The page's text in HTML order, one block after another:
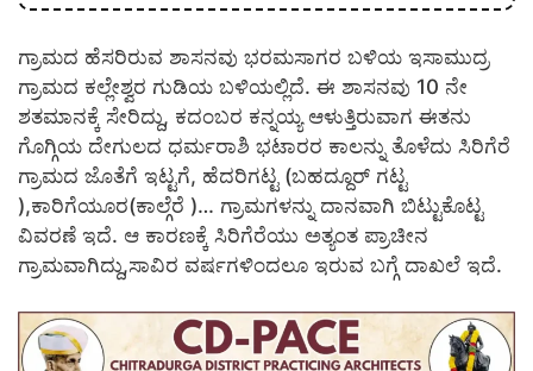
ಗ್ರಾಮದ ಹೆಸರಿರುವ ಶಾಸನವು ಭರಮಸಾಗರ ಬಳಿಯ ಇಸಾಮುದ್ರ
ಗ್ರಾಮದ ಕಲ್ಲೇಶ್ವರ ಗುಡಿಯ ಬಳಿಯಲ್ಲಿದೆ. ಈ ಶಾಸನವು 10 ನೇ
ಶತಮಾನಕ್ಕೆ ಸೇರಿದ್ದು, ಕದಂಬರ ಕನ್ನಯ್ಯ ಆಳುತ್ತಿರುವಾಗ ಈತನು
ಗೊಗ್ಗಿಯ ದೇಗುಲದ ಧರ್ಮರಾಶಿ ಭಟಾರರ ಕಾಲನ್ನು ತೊಳೆದು ಸಿರಿಗೆರೆ
ಗ್ರಾಮದ ಜೊತೆಗೆ ಇಟ್ಟಗೆ, ಹೆದರಿಗಟ್ಟ (ಬಹದ್ದೂರ್ ಗಟ್ಟ
),ಕಾರಿಗೆಯೂರ(ಕಾಲ್ಗೆರೆ )… ಗ್ರಾಮಗಳನ್ನು ದಾನವಾಗಿ ಬಿಟ್ಟುಕೊಟ್ಟ
ವಿವರಣೆ ಇದೆ. ಆ ಕಾರಣಕ್ಕೆ ಸಿರಿಗೆರೆಯು ಅತ್ಯಂತ ಪ್ರಾಚೀನ
ಗ್ರಾಮವಾಗಿದ್ದು,ಸಾವಿರ ವರ್ಷಗಳಿಂದಲೂ ಇರುವ ಬಗ್ಗೆ ದಾಖಲೆ ಇದೆ.